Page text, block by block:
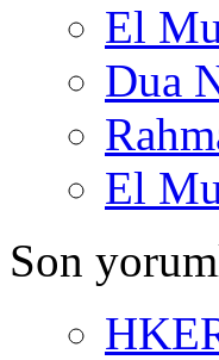
El
Dua
El
Son